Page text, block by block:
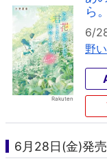
ら
6/
野
6月28日(金)発